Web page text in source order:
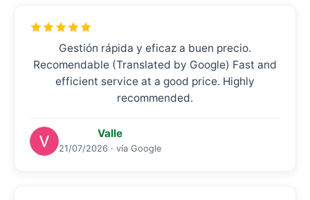
Gestión rápida y eficaz a buen precio.
Recomendable (Translated by Google) Fast and
efficient service at a good price. Highly
recommended.
Valle
21/07/2026 · vía Google